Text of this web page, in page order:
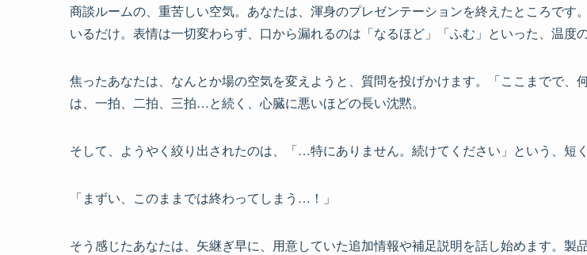
商談ルームの、重苦しい空気。あなたは、渾身のプレゼンテーションを終えたところで
いるだけ。表情は一切変わらず、口から漏れるのは「なるほど」「ふむ」といった、温度
焦ったあなたは、なんとか場の空気を変えようと、質問を投げかけます。「ここまでで
は、一拍、二拍、三拍…と続く、心臓に悪いほどの長い沈黙。
そして、ようやく絞り出されたのは、「…特にありません。続けてください」という、短
「まずい、このままでは終わってしまう…！」
そう感じたあなたは、矢継ぎ早に、用意していた追加情報や補足説明を話し始めます。